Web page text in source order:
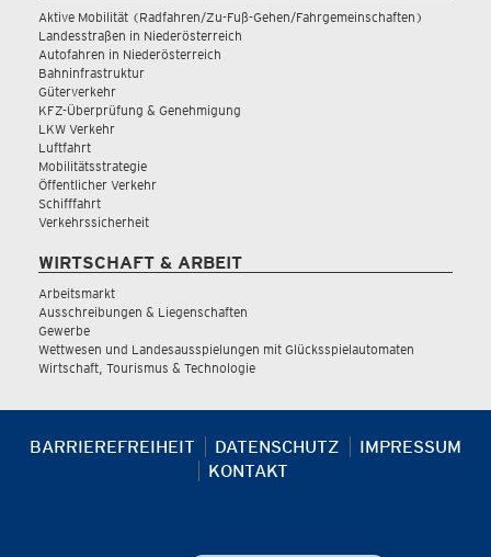
Aktive Mobilität (Radfahren/Zu-Fuß-Gehen/Fahrgemeinschaften)
Landesstraßen in Niederösterreich
Autofahren in Niederösterreich
Bahninfrastruktur
Güterverkehr
KFZ-Überprüfung & Genehmigung
LKW Verkehr
Luftfahrt
Mobilitätsstrategie
Öffentlicher Verkehr
Schifffahrt
Verkehrssicherheit
WIRTSCHAFT & ARBEIT
Arbeitsmarkt
Ausschreibungen & Liegenschaften
Gewerbe
Wettwesen und Landesausspielungen mit Glücksspielautomaten
Wirtschaft, Tourismus & Technologie
BARRIEREFREIHEIT DATENSCHUTZ
IMPRESSUM
KONTAKT